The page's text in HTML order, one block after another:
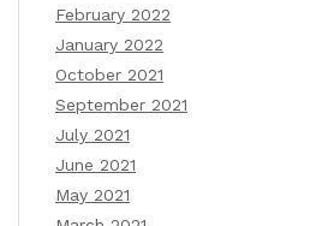
February 2022
January 2022
October 2021
September 2021
July 2021
June 2021
May 2021